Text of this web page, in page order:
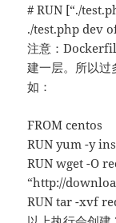
# RUN [“./
./test.php dev
注意：
建一层。所以过
如：
FROM centos
RUN yum -y
RUN wget -O
“http://
RUN tar -xvf